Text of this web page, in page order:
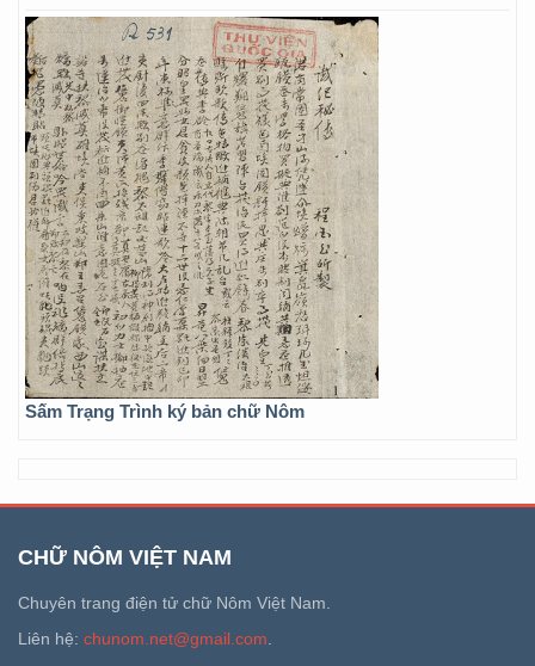
Sấm Trạng Trình ký bản chữ Nôm
CHỮ NÔM VIỆT NAM
Chuyên trang điện tử chữ Nôm Việt Nam.
Liên hệ: chunom.net@gmail.com